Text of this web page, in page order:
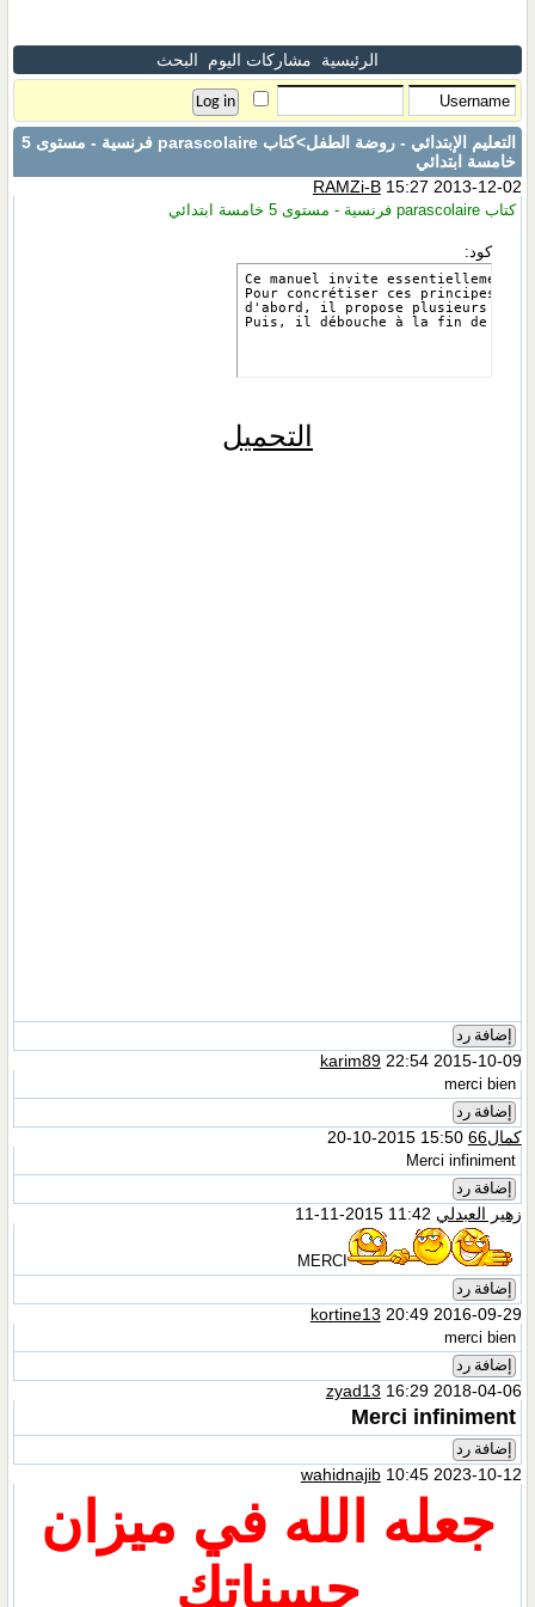
الرئيسية مشاركات اليوم البحث
التعليم الإبتدائي - روضة الطفل
>كتاب parascolaire فرنسية - مستوى 5
خامسة ابتدائي
RAMZi-B15:27 2013-12-02
كتاب parascolaire فرنسية - مستوى 5 خامسة ابتدائي
كود:
Ce manuel invite
Pour concrétiser ces principes,
d'abord, il propose plusieurs
Puis, il débouche à la fin de
التحميل
إضافة رد
karim8922:54 2015-10-09
merci bien
إضافة رد
كمال66 15:50 2015-10-20
Merci infiniment
إضافة رد
زهير العبدلي
MERCI
إضافة رد
kortine13 20:49 2016-09-29
merci bien
إضافة رد
zyad13 16:29 2018-04-06
Merci infiniment
إضافة رد
wahidnajib10:45 2023-10-12
جعله الله في ميزان
حسناتك